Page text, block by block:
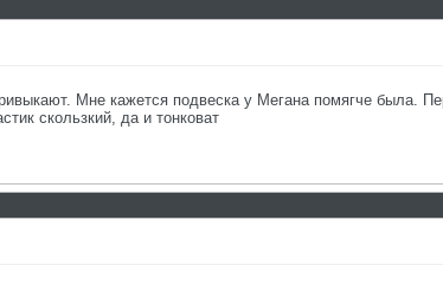
Мне кажется подвеска у Мегана помягче была.
скользкий, да и тонковат